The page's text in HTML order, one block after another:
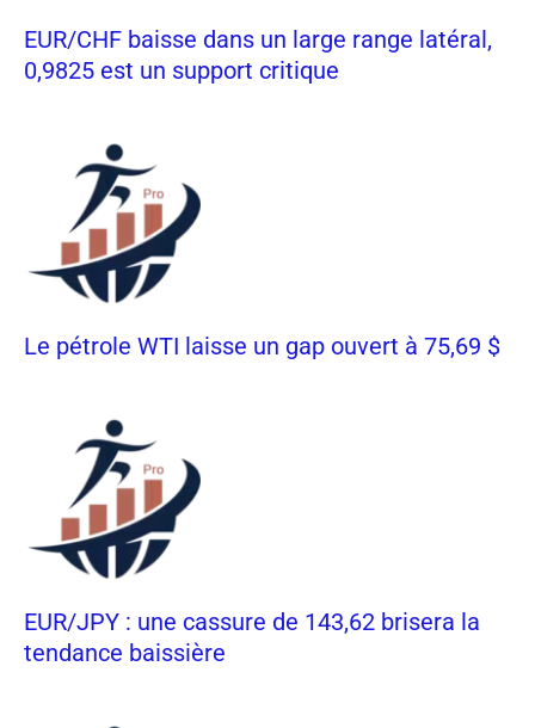
EUR/CHF baisse dans un large range latéral,
0,9825 est un support critique
Le pétrole WTI laisse un gap ouvert à 75,69 $
EUR/JPY : une cassure de 143,62 brisera la
tendance baissière